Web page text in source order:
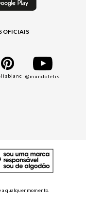
OFICIAIS
@mundolelis
a qualquer momento.